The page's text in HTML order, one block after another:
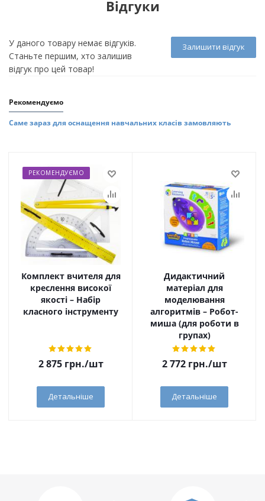
Відгуки
Залишити відгук
У даного товару немає відгуків.
Станьте першим, хто залишив
відгук про цей товар!
Рекомендуємо
Саме зараз для оснащення навчальних класів замовляють
РЕКОМЕНДУЄМО
Комплект вчителя для
креслення високої
якості – Набір
класного інструменту
2 875грн./шт
Детальніше
Дидактичний
матеріал для
моделювання
алгоритмів – Робот-
миша (для роботи в
групах)
2 772грн./шт
Детальніше